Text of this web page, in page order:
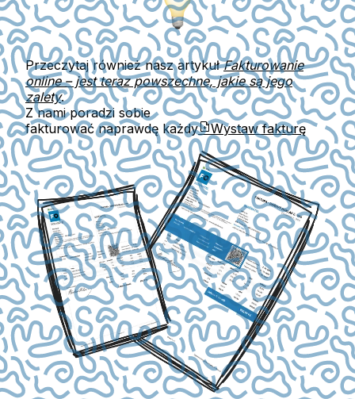
Przeczytaj również nasz artykułFakturowanie
online – jest teraz powszechne, jakie są jego
zalety.
Z nami poradzi sobie
fakturować naprawdę każdy
Wystaw fakturę